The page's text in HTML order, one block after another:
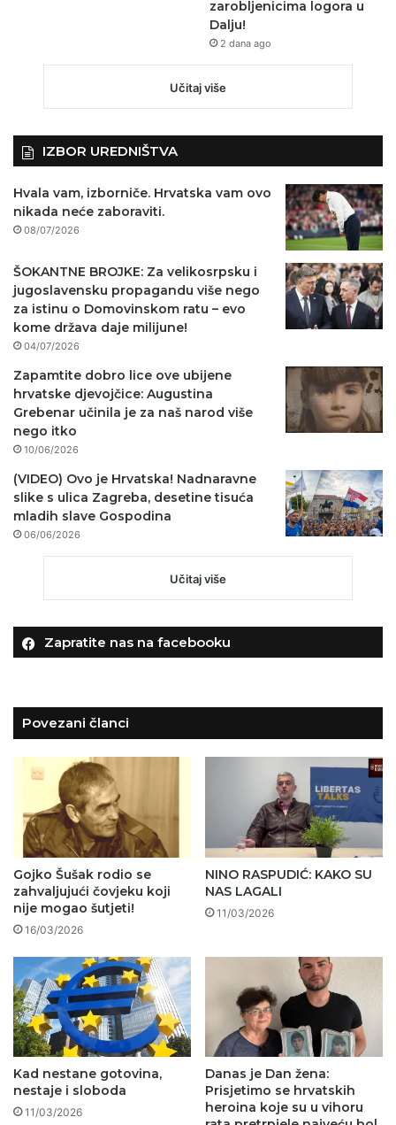
zarobljenicima logora u
Dalju!
2 dana ago
Učitaj više
IZBOR UREDNIŠTVA
Hvala vam, izborniče. Hrvatska vam ovo
nikada neće zaboraviti.
08/07/2026
ŠOKANTNE BROJKE: Za velikosrpsku i
jugoslavensku propagandu više nego
za istinu o Domovinskom ratu – evo
kome država daje milijune!
04/07/2026
Zapamtite dobro lice ove ubijene
hrvatske djevojčice: Augustina
Grebenar učinila je za naš narod više
nego itko
10/06/2026
(VIDEO) Ovo je Hrvatska! Nadnaravne
slike s ulica Zagreba, desetine tisuća
mladih slave Gospodina
06/06/2026
Učitaj više
Zapratite nas na facebooku
Povezani članci
Gojko Šušak rodio se
zahvaljujući čovjeku koji
nije mogao šutjeti!
16/03/2026
NINO RASPUDIĆ: KAKO SU
NAS LAGALI
11/03/2026
Kad nestane gotovina,
nestaje i sloboda
11/03/2026
Danas je Dan žena:
Prisjetimo se hrvatskih
heroina koje su u vihoru